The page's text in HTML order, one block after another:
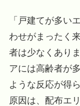
「戸建てが多い
わせがまったく
者は少なくあり
アには高齢者が
ような反応が得
原因は、配布エ